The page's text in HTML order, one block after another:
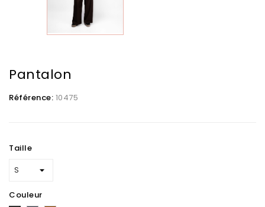
Pantalon
Référence: 10475
Taille
Couleur